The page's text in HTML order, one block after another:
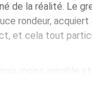
de la réalité. Le
rondeur, acquiert
et cela tout
rude à Calatayud.